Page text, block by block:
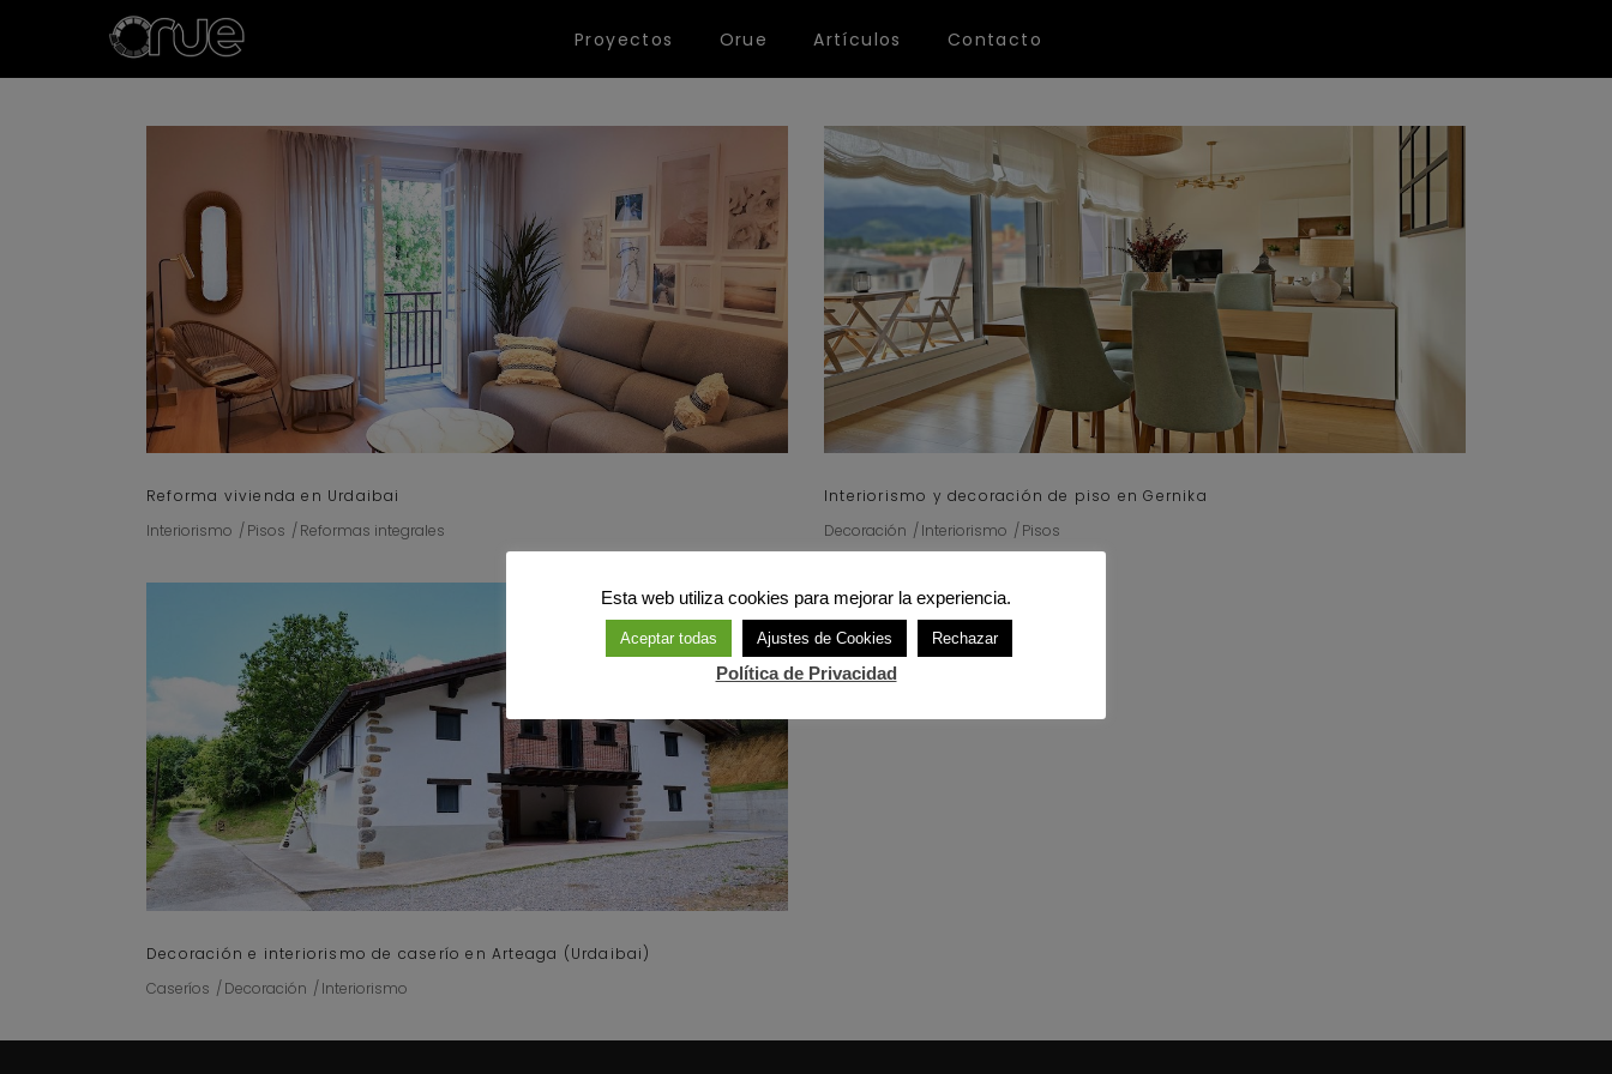
Proyectos Orue Artículos Contacto
Reforma vivienda en Urdaibai
Interiorismo
Pisos Reformas integrales
Interiorismo y decoración de piso en Gernika
Decoración
Interiorismo Pisos
Decoración e interiorismo de caserío en Arteaga (Urdaibai)
Caseríos
Decoración Interiorismo
Esta web utiliza cookies para mejorar la experiencia.
Aceptar todas Ajustes de Cookies Rechazar
Política de Privacidad